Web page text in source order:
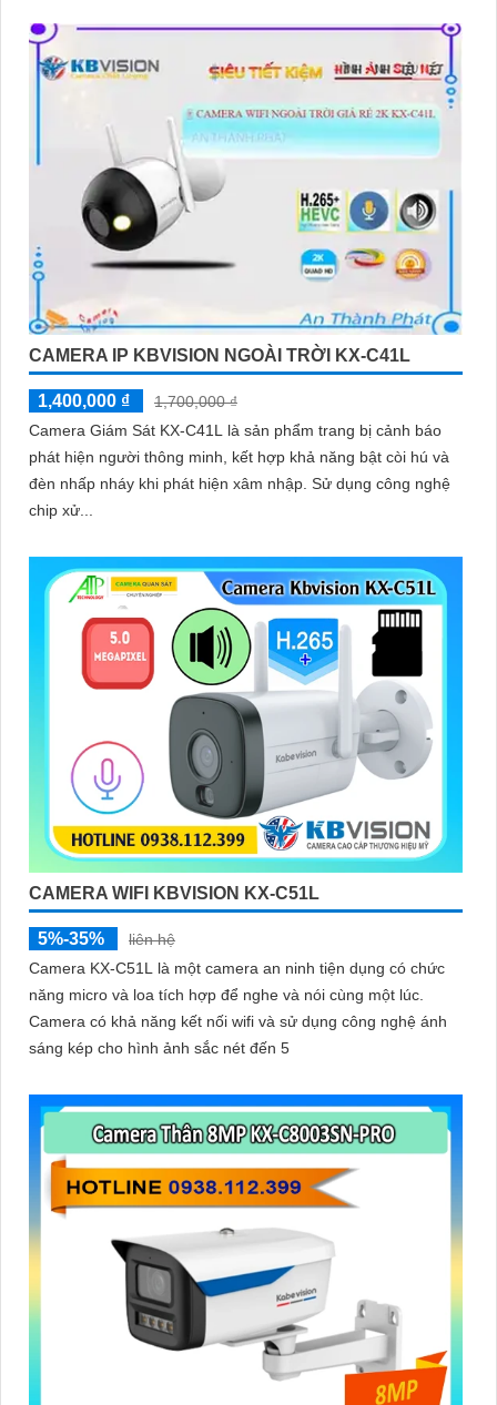
CAMERA IP KBVISION NGOÀI TRỜI KX-C41L
1,400,000 ₫
1,700,000 ₫
Camera Giám Sát KX-C41L là sản phẩm trang bị cảnh báo
phát hiện người thông minh, kết hợp khả năng bật còi hú và
đèn nhấp nháy khi phát hiện xâm nhập. Sử dụng công nghệ
chip xử...
CAMERA WIFI KBVISION KX-C51L
5%-35%
liên hệ
Camera KX-C51L là một camera an ninh tiện dụng có chức
năng micro và loa tích hợp để nghe và nói cùng một lúc.
Camera có khả năng kết nối wifi và sử dụng công nghệ ánh
sáng kép cho hình ảnh sắc nét đến 5